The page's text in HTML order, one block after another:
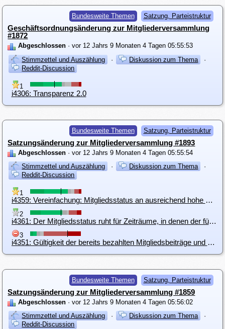
Bundesweite Themen Satzung, Parteistruktur
Geschäftsordnungsänderung zur Mitgliederversammlung
#1872
Abgeschlossen · vor 12 Jahrs 9 Monaten 4 Tagen 05:55:53
Stimmzettel und Auszählung
· Diskussion zum Thema
·
Reddit-Discussion
1
i4306: Transparenz 2.0
Bundesweite Themen Satzung, Parteistruktur
Satzungsänderung zur Mitgliederversammlung #1893
Abgeschlossen · vor 12 Jahrs 9 Monaten 4 Tagen 05:55:54
Stimmzettel und Auszählung
· Diskussion zum Thema
·
Reddit-Discussion
1
i4359: Vereinfachung: Mitgliedsstatus an ausreichend hohe Entrichtung des MBs koppeln
2
i4361: Der Mitgliedsstatus ruht für Zeiträume, in denen der für diesen Zeitraum zu entrichtende Mitgliedsbeitrag nicht oder noch nicht entrichtet wurde.
3
i4351: Gültigkeit der bereits bezahlten Mitgliedsbeiträge und Klarstellung der Fristen für eine fristgerechte Bezahlung der Mitgliedsbeiträge
Bundesweite Themen Satzung, Parteistruktur
Satzungsänderung zur Mitgliederversammlung #1859
Abgeschlossen · vor 12 Jahrs 9 Monaten 4 Tagen 05:56:02
Stimmzettel und Auszählung
· Diskussion zum Thema
·
Reddit-Discussion